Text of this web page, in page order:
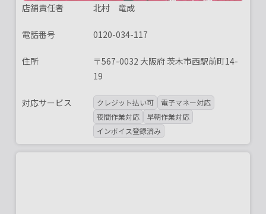
店舗責任者 北村 竜成
電話番号 0120-034-117
住所
〒567-0032 大阪府 茨木市西駅前町14-
19
対応サービス クレジット払い可
電子マネー対応
夜間作業対応
早朝作業対応
インボイス登録済み